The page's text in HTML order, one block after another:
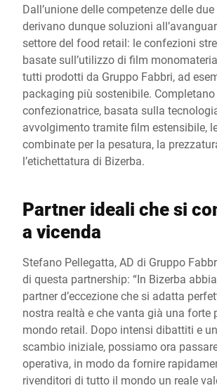
Dall’unione delle competenze delle
derivano dunque soluzioni
settore del food retail: le confezioni
basate sull’utilizzo di film
tutti prodotti da Gruppo Fabbri, ad
packaging più sostenibile. Completano
confezionatrice, basata sulla
avvolgimento tramite film estensibile,
combinate per la pesatura, la
l’etichettatura di Bizerba.
Partner ideali che si
a vicenda
Stefano Pellegatta, AD di Gruppo
di questa partnership: “In Bizerba
partner d’eccezione che si adatta
nostra realtà e che vanta già una forte
mondo retail. Dopo intensi dibattiti e
scambio iniziale, possiamo ora
operativa, in modo da fornire
rivenditori di tutto il mondo un reale